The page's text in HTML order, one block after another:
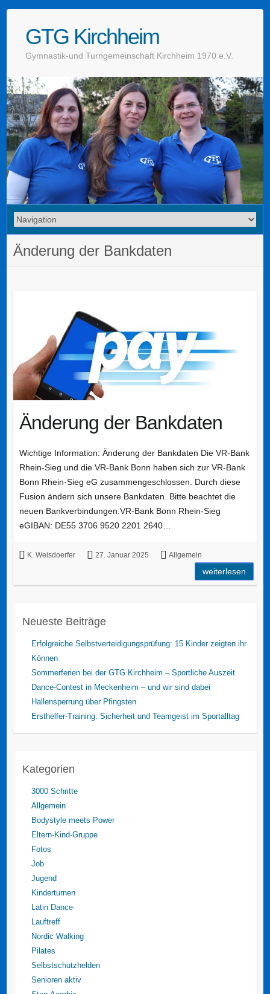
GTG Kirchheim
Gymnastik-und Turngemeinschaft Kirchheim 1970 e.V.
Änderung der Bankdaten
Änderung der Bankdaten
Wichtige Information: Änderung der Bankdaten Die VR-Bank
Rhein-Sieg und die VR-Bank Bonn haben sich zur VR-Bank
Bonn Rhein-Sieg eG zusammengeschlossen. Durch diese
Fusion ändern sich unsere Bankdaten. Bitte beachtet die
neuen Bankverbindungen:VR-Bank Bonn Rhein-Sieg
eGIBAN: DE55 3706 9520 2201 2640…
K. Weisdoerfer 27. Januar 2025 Allgemein
weiterlesen
Neueste Beiträge
Erfolgreiche Selbstverteidigungsprüfung: 15 Kinder zeigten ihr
Können
Sommerferien bei der GTG Kirchheim – Sportliche Auszeit
Dance-Contest in Meckenheim – und wir sind dabei
Hallensperrung über Pfingsten
Ersthelfer-Training: Sicherheit und Teamgeist im Sportalltag
Kategorien
3000 Schritte
Allgemein
Bodystyle meets Power
Eltern-Kind-Gruppe
Fotos
Job
Jugend
Kinderturnen
Latin Dance
Lauftreff
Nordic Walking
Pilates
Selbstschutzhelden
Senioren aktiv